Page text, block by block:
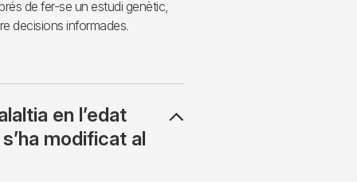
de fer-se un estudi genètic,
decisions informades.
en l’edat
modificat al